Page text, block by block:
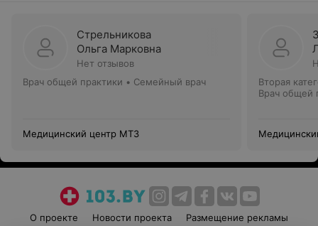
Стрельникова
Ольга Марковна
Нет отзывов
Врач общей практики • Семейный врач
Медицинский центр МТЗ
Вторая
Врач общей
О проекте Новости проекта
Размещение рекламы